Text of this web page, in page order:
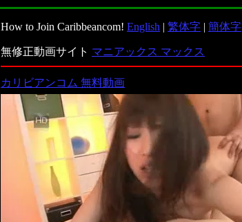
How to Join Caribbeancom! English | 繁体字 | 簡体字
無修正動画サイト マニアックス マックス
カリビアンコム 無料動画